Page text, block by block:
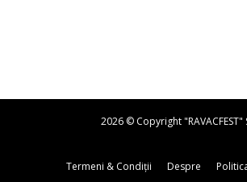
2026 © Copyright "RAVACFEST"
Termeni & Condiții Despre